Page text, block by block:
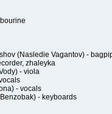
(Nasledie Vagantov) -
zhaleyka
- viola
- vocals
- keyboards